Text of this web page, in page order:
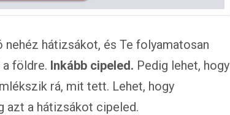
nehéz hátizsákot, és Te folyamatosan
földre. Inkább cipeled. Pedig lehet, hogy
rá, mit tett. Lehet, hogy
azt a hátizsákot cipeled.